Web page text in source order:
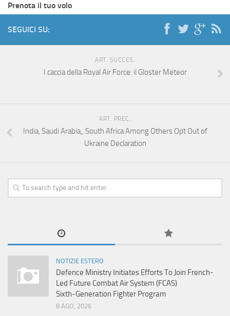
Prenota il tuo volo
SEGUICI SU:
ART. SUCCES.
I caccia della Royal Air Force: il Gloster Meteor
ART. PREC.
India, Saudi Arabia,, South Africa Among Others Opt Out of
Ukraine Declaration
NOTIZIE ESTERO
Defence Ministry Initiates Efforts To Join French-
Led Future Combat Air System (FCAS)
Sixth‑Generation Fighter Program
8 AGO, 2026